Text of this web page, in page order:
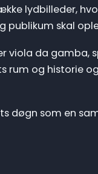
lydbilleder,
publikum skal
viola da gamba,
rum og historie
døgn som en